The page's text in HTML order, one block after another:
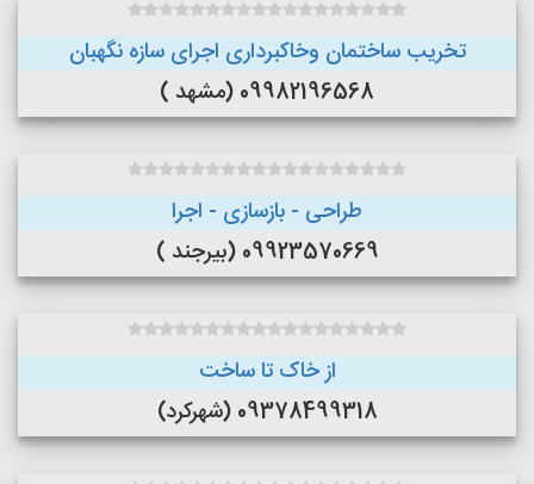
تخریب ساختمان وخاکبرداری اجرای سازه نگهبان
09982196568 (مشهد )
طراحی - بازسازی - اجرا
09923570669 (بیرجند )
از خاک تا ساخت
09378499318 (شهرکرد)